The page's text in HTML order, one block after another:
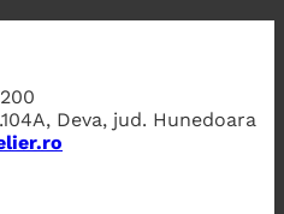
Deva, jud. Hunedoara